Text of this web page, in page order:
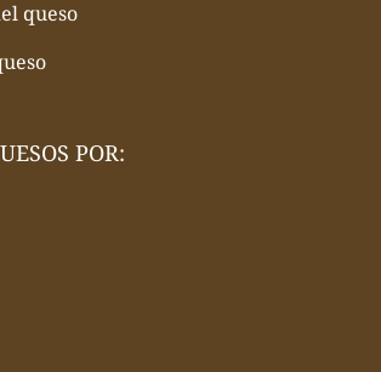
queso
POR: